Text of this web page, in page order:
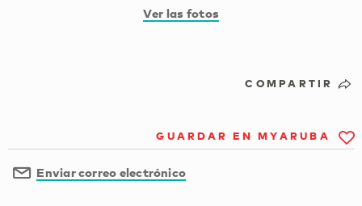
Ver las fotos
COMPARTIR
GUARDAR EN MYARUBA
Enviar correo electrónico